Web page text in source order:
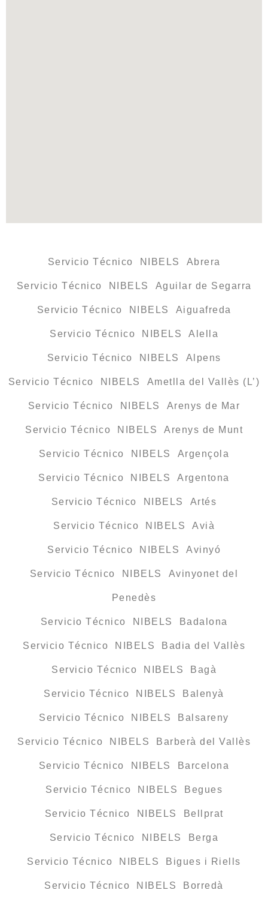
Servicio Técnico NIBELS Abrera
Servicio Técnico NIBELS Aguilar de Segarra
Servicio Técnico NIBELS Aiguafreda
Servicio Técnico NIBELS Alella
Servicio Técnico NIBELS Alpens
Servicio Técnico NIBELS Ametlla del Vallès (L’)
Servicio Técnico NIBELS Arenys de Mar
Servicio Técnico NIBELS Arenys de Munt
Servicio Técnico NIBELS Argençola
Servicio Técnico NIBELS Argentona
Servicio Técnico NIBELS Artés
Servicio Técnico NIBELS Avià
Servicio Técnico NIBELS Avinyó
Servicio Técnico NIBELS Avinyonet del
Penedès
Servicio Técnico NIBELS Badalona
Servicio Técnico NIBELS Badia del Vallès
Servicio Técnico NIBELS Bagà
Servicio Técnico NIBELS Balenyà
Servicio Técnico NIBELS Balsareny
Servicio Técnico NIBELS Barberà del Vallès
Servicio Técnico NIBELS Barcelona
Servicio Técnico NIBELS Begues
Servicio Técnico NIBELS Bellprat
Servicio Técnico NIBELS Berga
Servicio Técnico NIBELS Bigues i Riells
Servicio Técnico NIBELS Borredà